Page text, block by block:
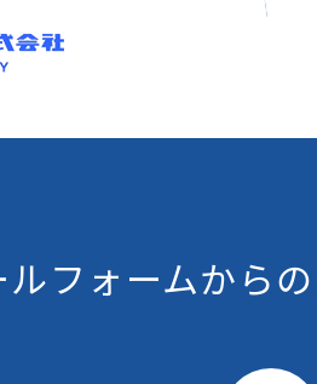
フォームからの